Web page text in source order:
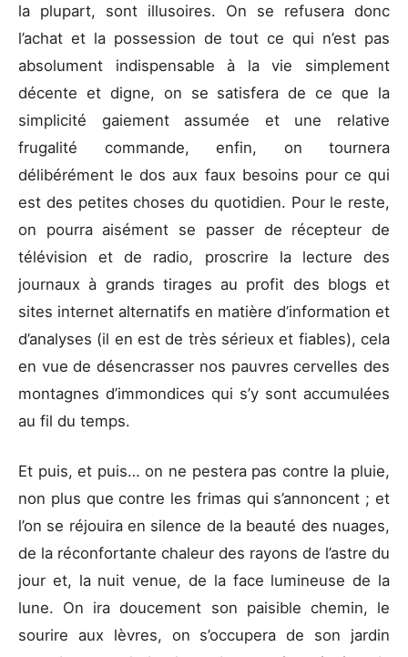
la plupart, sont illusoires. On se refusera donc
l’achat et la possession de tout ce qui n’est pas
absolument indispensable à la vie simplement
décente et digne, on se satisfera de ce que la
simplicité gaiement assumée et une relative
frugalité commande, enfin, on tournera
délibérément le dos aux faux besoins pour ce qui
est des petites choses du quotidien. Pour le reste,
on pourra aisément se passer de récepteur de
télévision et de radio, proscrire la lecture des
journaux à grands tirages au profit des blogs et
sites internet alternatifs en matière d’information et
d’analyses (il en est de très sérieux et fiables), cela
en vue de désencrasser nos pauvres cervelles des
montagnes d’immondices qui s’y sont accumulées
au fil du temps.
Et puis, et puis… on ne pestera pas contre la pluie,
non plus que contre les frimas qui s’annoncent ; et
l’on se réjouira en silence de la beauté des nuages,
de la réconfortante chaleur des rayons de l’astre du
jour et, la nuit venue, de la face lumineuse de la
lune. On ira doucement son paisible chemin, le
sourire aux lèvres, on s’occupera de son jardin